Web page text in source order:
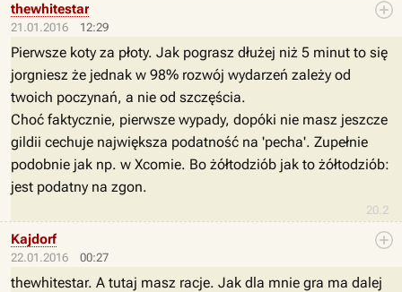
21.01.2016 12:29
20.2
thewhitestar
Pierwsze koty za płoty. Jak pograsz dłużej niż 5 minut to się
jorgniesz że jednak w 98% rozwój wydarzeń zależy od
twoich poczynań, a nie od szczęścia.
Choć faktycznie, pierwsze wypady, dopóki nie masz jeszcze
gildii cechuje największa podatność na 'pecha'. Zupełnie
podobnie jak np. w Xcomie. Bo żółtodziób jak to żółtodziób:
jest podatny na zgon.
22.01.2016 00:27
Kajdorf
thewhitestar. A tutaj masz racje. Jak dla mnie gra ma dalej